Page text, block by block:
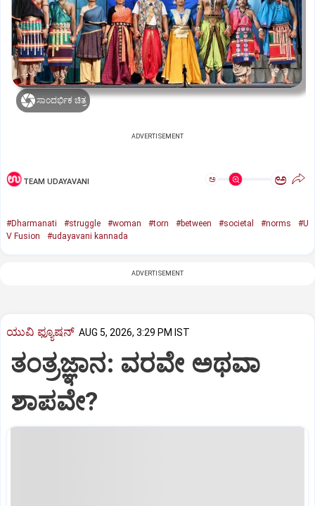
ಸಾಂದರ್ಭಿಕ ಚಿತ್ರ
ADVERTISEMENT
TEAM UDAYAVANI ಅ ಅ
#Dharmanati #struggle #woman #torn #between #societal #norms
#U
V Fusion
#udayavani kannada
ADVERTISEMENT
ಯುವಿ ಫ್ಯೂಷನ್ AUG 5, 2026, 3:29 PM IST
ತಂತ್ರಜ್ಞಾನ: ವರವೇ ಅಥವಾ
ಶಾಪವೇ?